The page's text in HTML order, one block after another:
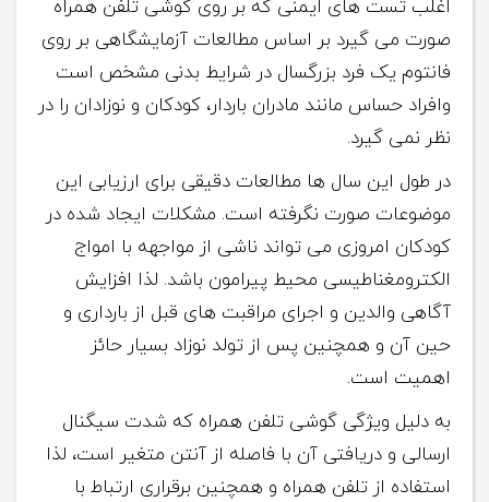
اغلب تست های ایمنی که بر روی گوشی تلفن همراه
صورت می گیرد بر اساس مطالعات آزمایشگاهی بر روی
فانتوم یک فرد بزرگسال در شرایط بدنی مشخص است
وافراد حساس مانند مادران باردار، کودکان و نوزادان را در
نظر نمی گیرد.
در طول این سال ها مطالعات دقیقی برای ارزیابی این
موضوعات صورت نگرفته است. مشکلات ایجاد شده در
کودکان امروزی می تواند ناشی از مواجهه با امواج
الکترومغناطیسی محیط پیرامون باشد. لذا افزایش
آگاهی والدین و اجرای مراقبت های قبل از بارداری و
حین آن و همچنین پس از تولد نوزاد بسیار حائز
اهمیت است.
به دلیل ویژگی گوشی تلفن همراه که شدت سیگنال
ارسالی و دریافتی آن با فاصله از آنتن متغیر است، لذا
استفاده از تلفن همراه و همچنین برقراری ارتباط با